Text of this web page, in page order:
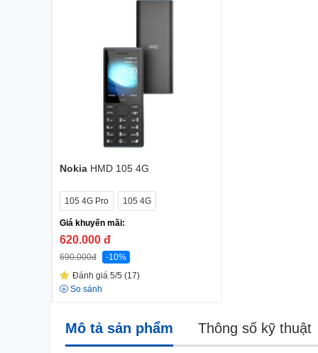
Nokia HMD 105 4G
105 4G Pro 105 4G
Giá khuyến mãi:
620.000 đ
690.000đ
-10%
Đánh giá 5/5 (17)
So sánh
Mô tả sản phẩm Thông số kỹ thuật